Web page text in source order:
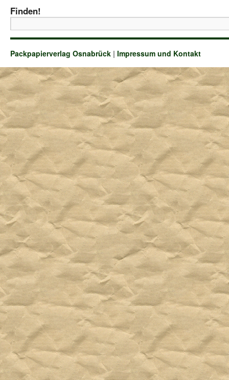
Finden!
Packpapierverlag Osnabrück | Impressum und Kontakt